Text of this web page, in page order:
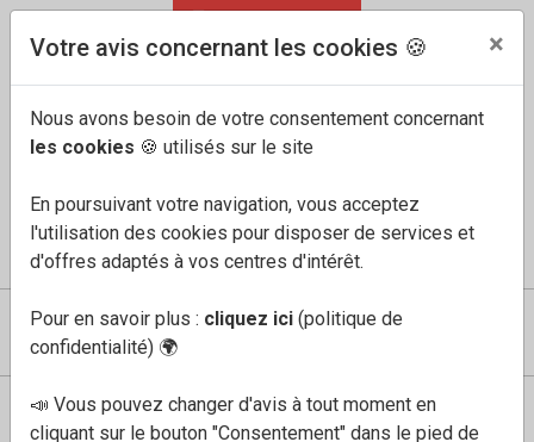
04 91 60 68 33
COMPTE MES FAVORIS
Boutique Homme amory bleu
Votre avis concernant les cookies 🍪 ×
Nous avons besoin de votre consentement concernant
les cookies 🍪 utilisés sur le site
En poursuivant votre navigation, vous acceptez
l'utilisation des cookies pour disposer de services et
d'offres adaptés à vos centres d'intérêt.
Pour en savoir plus : cliquez ici (politique de
confidentialité) 🌍
📣 Vous pouvez changer d'avis à tout moment en
cliquant sur le bouton "Consentement" dans le pied de